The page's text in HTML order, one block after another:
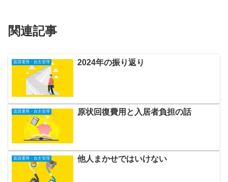
関連記事
賃貸運用・自主管理 2024年の振り返り
賃貸運用・自主管理 原状回復費用と入居者負担の話
賃貸運用・自主管理 他人まかせではいけない